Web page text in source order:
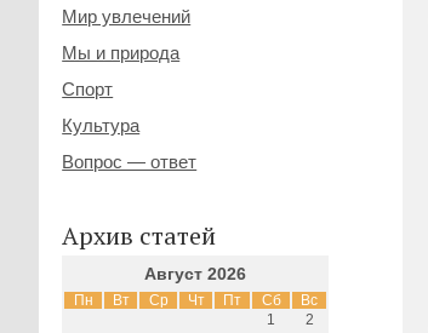
Мир увлечений
Мы и природа
Спорт
Культура
Вопрос — ответ
Архив статей
Август 2026
Пн Вт Ср Чт Пт Сб Вс
1
2